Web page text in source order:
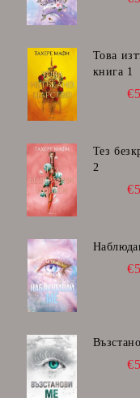
Четки за рисуване
Ножици детски
Острилки
Скицник, книжки
Моделин,
Несесери
Чанти за
дейност
Дъски, флипчарт
Това
книга 1
Тез
2